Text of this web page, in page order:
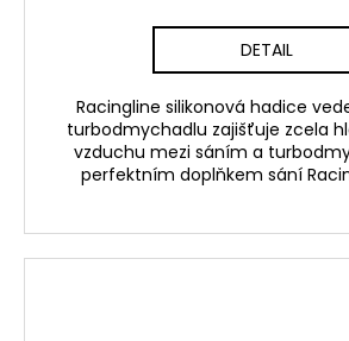
DETAIL
Racingline silikonová hadice
turbodmychadlu zajišťuje zcela
vzduchu mezi sáním a
perfektním doplňkem sání